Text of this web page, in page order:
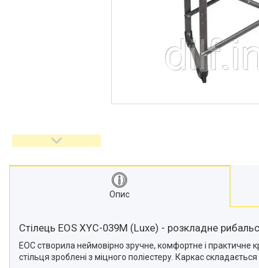
Опис
Стілець EOS XYC-039M (Luxe) - розкладне
ЕОС створила неймовірно зручне, комфортне і практичне
стільця зроблені з міцного поліестеру. Каркас